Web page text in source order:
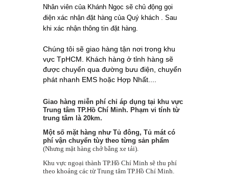
Nhân viên của Khánh Ngọc sẽ chủ động gọi
điện xác nhận đặt hàng của Quý khách . Sau
khi xác nhận thông tin đặt hàng.
Chúng tôi sẽ giao hàng tận nơi trong khu
vực TpHCM. Khách hàng ở tỉnh hàng sẽ
được chuyển qua đường bưu điện, chuyển
phát nhanh EMS hoặc Hợp Nhất....
Giao hàng miễn phí chỉ áp dụng tại khu vực
Trung tâm TP.Hồ Chí Minh. Phạm vi tính từ
trung tâm là 20km.
Một số mặt hàng như Tủ đông, Tủ mát có
phí vận chuyển tùy theo từng sản phẩm
(Nhưng mặt hàng chở bằng xe tải).
Khu vực ngoại thành TP.Hồ Chí Minh sẽ thu phí
theo khoảng các từ Trung tâm TP.Hồ Chí Minh.